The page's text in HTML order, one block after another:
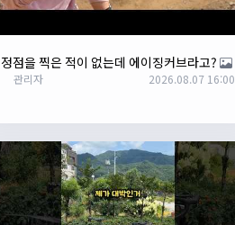
정점을 찍은 적이 없는데 에이징커브라고?
관리자 2026.08.07 16:00